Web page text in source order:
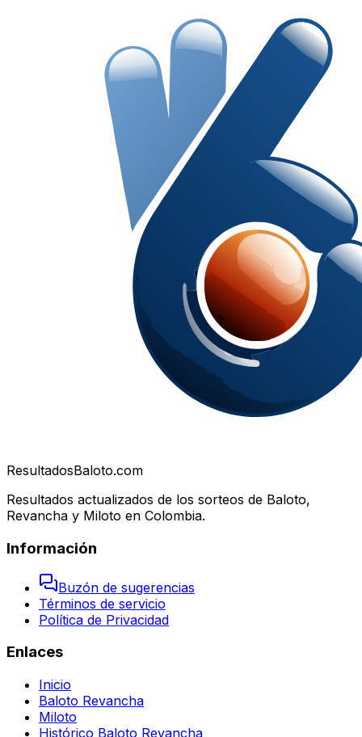
ResultadosBaloto.com
Resultados actualizados de los sorteos de Baloto,
Revancha y Miloto en Colombia.
Información
Buzón de sugerencias
Términos de servicio
Política de Privacidad
Enlaces
Inicio
Baloto Revancha
Miloto
Histórico Baloto Revancha